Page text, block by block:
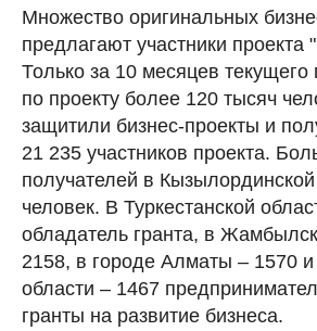
Множество оригинальных
предлагают участники проекта
Только за 10 месяцев текущего
по проекту более 120 тысяч
защитили бизнес-проекты и
21 235 участников проекта.
получателей в
человек. В Туркестанской
обладатель гранта, в
2158, в городе Алматы – 1570
области – 1467
гранты на развитие бизнеса.